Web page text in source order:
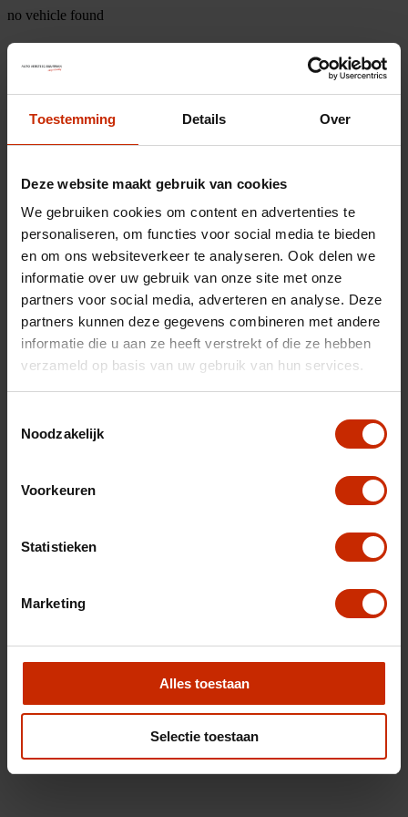
Toestemming Details Over
Deze website maakt gebruik van cookies
We gebruiken cookies om content en advertenties te
personaliseren, om functies voor social media te bieden
en om ons websiteverkeer te analyseren. Ook delen we
informatie over uw gebruik van onze site met onze
partners voor social media, adverteren en analyse. Deze
partners kunnen deze gegevens combineren met andere
informatie die u aan ze heeft verstrekt of die ze hebben
verzameld op basis van uw gebruik van hun services.
Noodzakelijk
Voorkeuren
Statistieken
Marketing
Alles toestaan
Selectie toestaan
no vehicle found